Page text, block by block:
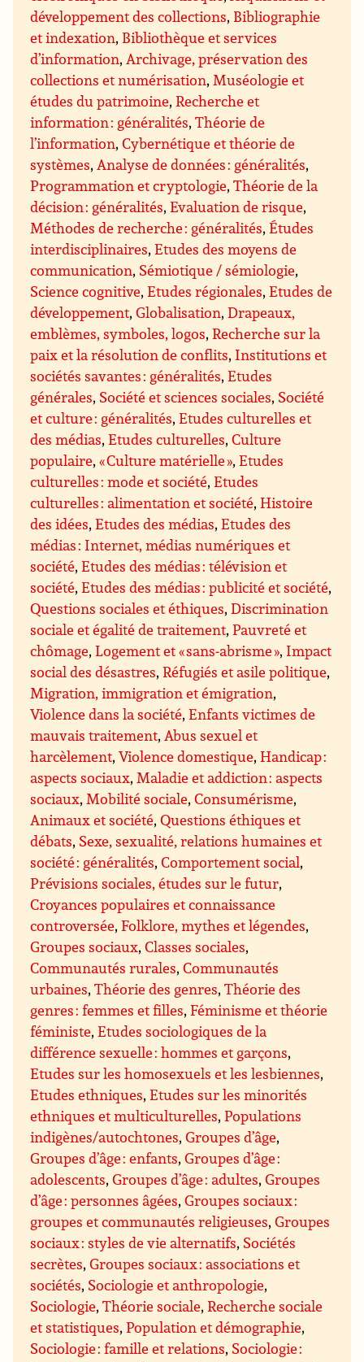
développement des collections, Bibliographie
et indexation, Bibliothèque et services
d’information,Archivage, préservation des
collections et numérisation,Muséologie et
études du patrimoine,Recherche et
information : généralités,Théorie de
l’information,Cybernétique et théorie de
systèmes,Analyse de données : généralités,
Programmation et cryptologie,Théorie de la
décision : généralités,Evaluation de risque,
Méthodes de recherche : généralités,Études
interdisciplinaires,Etudes des moyens de
communication, Sémiotique / sémiologie,
Science cognitive,Etudes régionales,Etudes de
développement,Globalisation,Drapeaux,
emblèmes, symboles, logos,Recherche sur la
paix et la résolution de conflits, Institutions et
sociétés savantes : généralités,Etudes
générales, Société et sciences sociales, Société
et culture : généralités,Etudes culturelles et
des médias,Etudes culturelles,Culture
populaire,« Culture matérielle »,Etudes
culturelles : mode et société,Etudes
culturelles : alimentation et société,Histoire
des idées,Etudes des médias,Etudes des
médias : Internet, médias numériques et
société,Etudes des médias : télévision et
société,Etudes des médias : publicité et société,
Questions sociales et éthiques,Discrimination
sociale et égalité de traitement,Pauvreté et
chômage,Logement et « sans-abrisme », Impact
social des désastres,Réfugiés et asile politique,
Migration, immigration et émigration,
Violence dans la société,Enfants victimes de
mauvais traitement,Abus sexuel et
harcèlement,Violence domestique,Handicap :
aspects sociaux,Maladie et addiction : aspects
sociaux,Mobilité sociale,Consumérisme,
Animaux et société,Questions éthiques et
débats, Sexe, sexualité, relations humaines et
société : généralités,Comportement social,
Prévisions sociales, études sur le futur,
Croyances populaires et connaissance
controversée,Folklore, mythes et légendes,
Groupes sociaux,Classes sociales,
Communautés rurales,Communautés
urbaines,Théorie des genres,Théorie des
genres : femmes et filles,Féminisme et théorie
féministe,Etudes sociologiques de la
différence sexuelle : hommes et garçons,
Etudes sur les homosexuels et les lesbiennes,
Etudes ethniques,Etudes sur les minorités
ethniques et multiculturelles,Populations
indigènes/autochtones,Groupes d’âge,
Groupes d’âge : enfants,Groupes d’âge :
adolescents,Groupes d’âge : adultes,Groupes
d’âge : personnes âgées,Groupes sociaux :
groupes et communautés religieuses,Groupes
sociaux : styles de vie alternatifs, Sociétés
secrètes,Groupes sociaux : associations et
sociétés, Sociologie et anthropologie,
Sociologie,Théorie sociale,Recherche sociale
et statistiques,Population et démographie,
Sociologie : famille et relations, Sociologie :